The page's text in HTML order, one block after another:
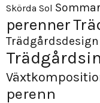
Skörda Sol Sommar
perenner
Trädgårdsdesign
perenn